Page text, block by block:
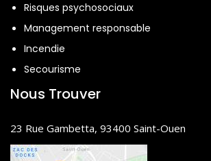
Risques psychosociaux
Management responsable
Incendie
Secourisme
Nous Trouver
23 Rue Gambetta, 93400 Saint-Ouen